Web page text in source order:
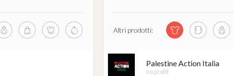
Altri prodotti:
Palestine Action Italia
no profit